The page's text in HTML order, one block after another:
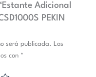
Adicional
PEKIN
será publicada.
Los
con *